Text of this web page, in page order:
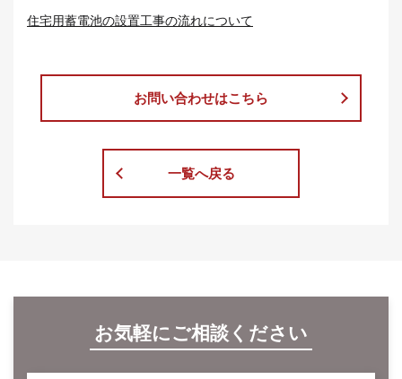
住宅用蓄電池の設置工事の流れについて
お問い合わせはこちら
一覧へ戻る
お気軽にご相談ください